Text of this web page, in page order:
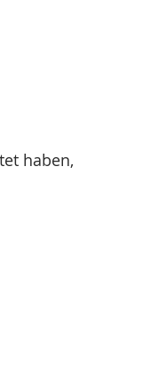
haben,